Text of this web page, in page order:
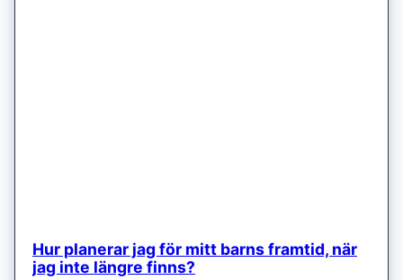
Hur planerar jag för mitt barns framtid, när
jag inte längre finns?